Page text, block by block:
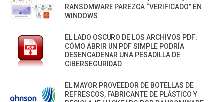
RANSOMWARE PAREZCA “VERIFICADO” EN
WINDOWS
EL LADO OSCURO DE LOS ARCHIVOS PDF:
CÓMO ABRIR UN PDF SIMPLE PODRÍA
DESENCADENAR UNA PESADILLA DE
CIBERSEGURIDAD
EL MAYOR PROVEEDOR DE BOTELLAS DE
REFRESCOS, FABRICANTE DE PLÁSTICO Y